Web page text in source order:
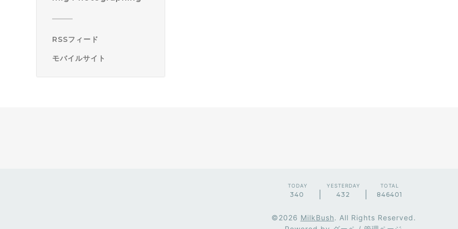
RSSフィード
モバイルサイト
TODAY
340
YESTERDAY
432
TOTAL
846401
©2026 MilkBush. All Rights Reserved.